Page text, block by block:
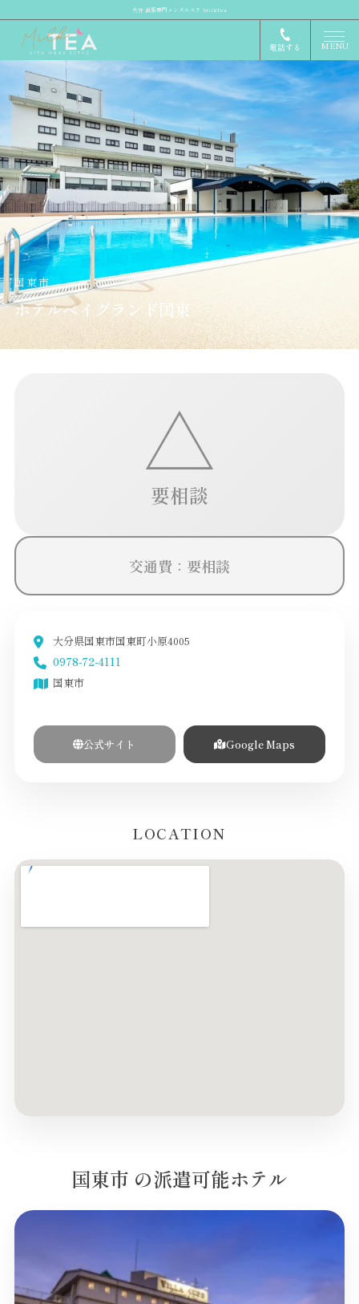
大分 出張専門メンズエステ MilkTea
電話する MENU
国東市
ホテルベイグランド国東
△
要相談
交通費：要相談
大分県国東市国東町小原4005
0978-72-4111
国東市
公式サイト Google Maps
LOCATION
国東市 の派遣可能ホテル